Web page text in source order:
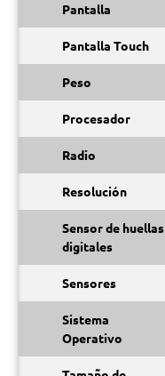
Pantalla
Pantalla Touch
Peso
Procesador
Radio
Resolución
Sensor de huellas
digitales
Sensores
Sistema
Operativo